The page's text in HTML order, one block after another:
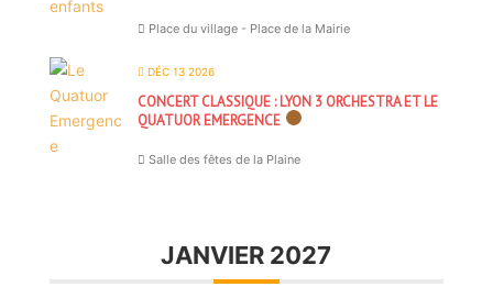
Place du village - Place de la Mairie
DÉC 13 2026
CONCERT CLASSIQUE : LYON 3 ORCHESTRA ET LE
QUATUOR EMERGENCE
Salle des fêtes de la Plaine
JANVIER 2027